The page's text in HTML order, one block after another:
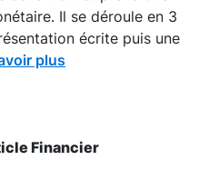
Il se déroule en 3
écrite puis une
plus
Financier